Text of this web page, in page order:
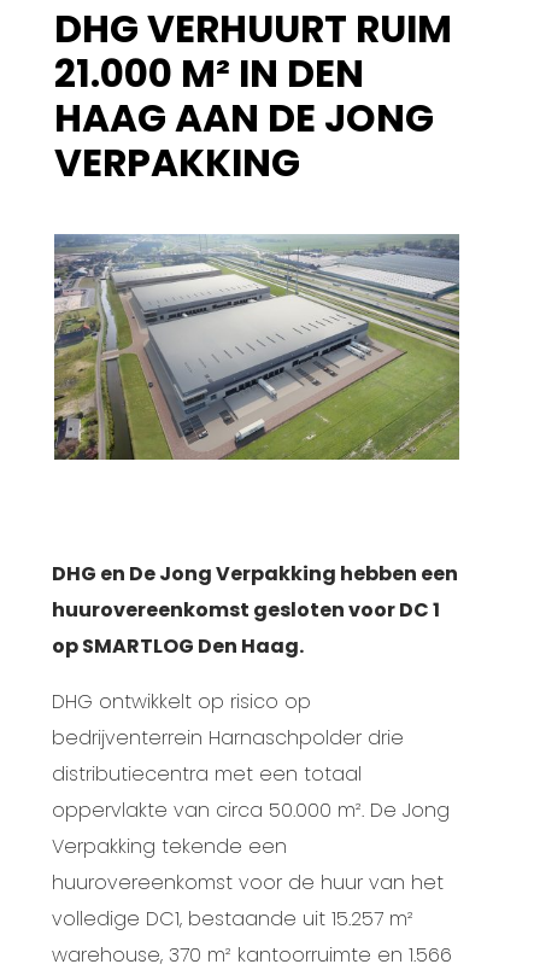
DHG VERHUURT RUIM
21.000 M² IN DEN
HAAG AAN DE JONG
VERPAKKING
DHG en De Jong Verpakking hebben een
huurovereenkomst gesloten voor DC 1
opSMARTLOG Den Haag.
DHG ontwikkelt op risico op
bedrijventerrein Harnaschpolder drie
distributiecentra met een totaal
oppervlakte van circa 50.000 m². De Jong
Verpakking tekende een
huurovereenkomst voor de huur van het
volledige DC1, bestaande uit 15.257 m²
warehouse, 370 m² kantoorruimte en 1.566